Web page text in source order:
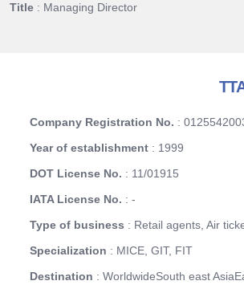
Title : Managing Director
Company Registration No. :
Year of establishment : 1999
DOT License No. : 11/01915
IATA License No. : -
Type of business : Retail agents, Air
Specialization : MICE, GIT, FIT
Destination : WorldwideSouth east